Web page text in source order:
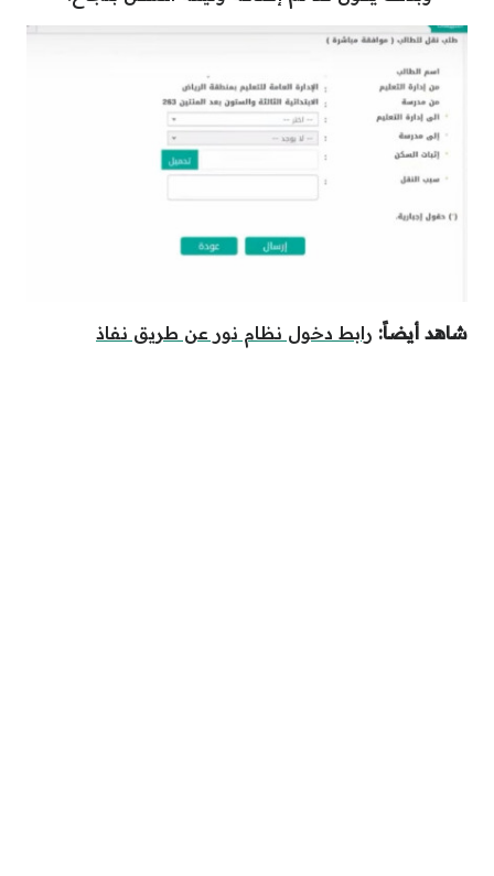
شاهد أيضاً: رابط دخول نظام نور عن طريق نفاذ